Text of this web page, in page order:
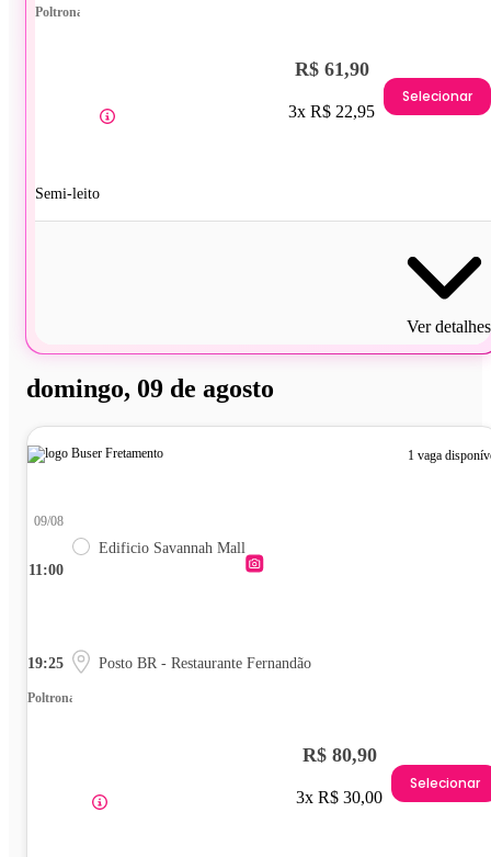
Poltrona
Semi-leito
R$ 61,90
3x R$ 22,95
Selecionar
Ver detalhes
domingo, 09 de agosto
1 vaga
11:00
09/08
Edificio Savannah Mall
19:25 Posto BR - Restaurante Fernandão
Poltrona
R$ 80,90
3x R$ 30,00
Selecionar